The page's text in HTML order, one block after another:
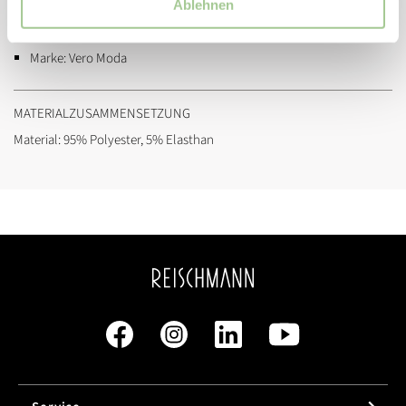
Ablehnen
Artikelnummer:10319016
Marke:Vero Moda
MATERIALZUSAMMENSETZUNG
Material: 95% Polyester, 5% Elasthan